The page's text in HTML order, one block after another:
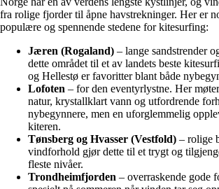
fra rolige fjorder til åpne havstrekninger. Her er
populære og spennende stedene for kitesurfing:
Jæren (Rogaland) – lange sandstrender
dette området til et av landets beste
og Hellestø er favoritter blant både
Lofoten – for den eventyrlystne. Her
natur, krystallklart vann og utfordrende
nybegynnere, men en uforglemmelig
kiteren.
Tønsberg og Hvasser (Vestfold) – rolige
vindforhold gjør dette til et trygt og
fleste nivåer.
Trondheimfjorden – overraskende gode